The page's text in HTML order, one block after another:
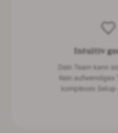
Intuitiv
Dein Team kann
Kein aufwendiges
komplexes Setup